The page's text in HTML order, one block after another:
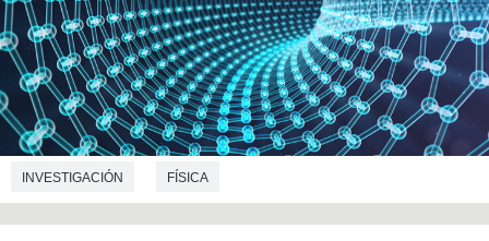
INVESTIGACIÓN FÍSICA